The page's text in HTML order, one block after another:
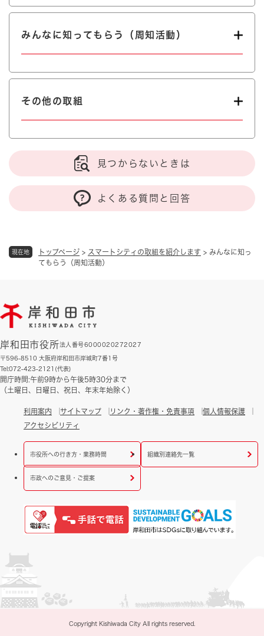
現在地 トップページ > スマートシティの取組を紹介します > みんなに知っ
てもらう（周知活動）
みんなに知ってもらう（周知活動）
その他の取組
見つからないときは
よくある質問と回答
岸和田市役所法人番号6000020272027
〒596-8510 大阪府岸和田市岸城町7番1号
Tel:072-423-2121(代表)
開庁時間:午前9時から午後5時30分まで
（土曜日、日曜日、祝日、年末年始除く）
利用案内 サイトマップ リンク・著作権・免責事項
個人情報保護
アクセシビリティ
市役所への行き方・業務時間 組織別連絡先一覧
市政へのご意見・ご提案
Copyright Kishiwada City All rights reserved.